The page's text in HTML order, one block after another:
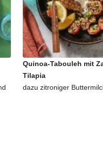
Quinoa-Tabouleh mit
Tilapia
dazu zitroniger